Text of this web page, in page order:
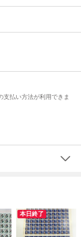
支払い方法が利用できま
本日終了